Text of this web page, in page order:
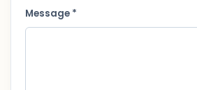
Message *